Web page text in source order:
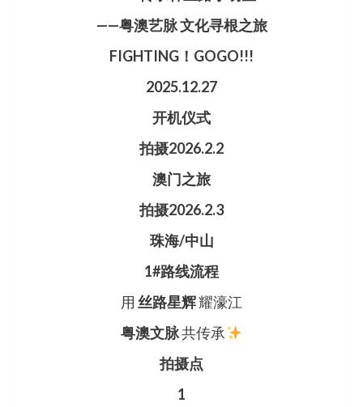
——粤澳艺脉 文化寻根之旅
FIGHTING！GOGO!!!
2025.12.27
开机仪式
拍摄2026.2.2
澳门之旅
拍摄2026.2.3
珠海/中山
1#路线流程
用 丝路星辉耀濠江
粤澳文脉共传承
拍摄点
1